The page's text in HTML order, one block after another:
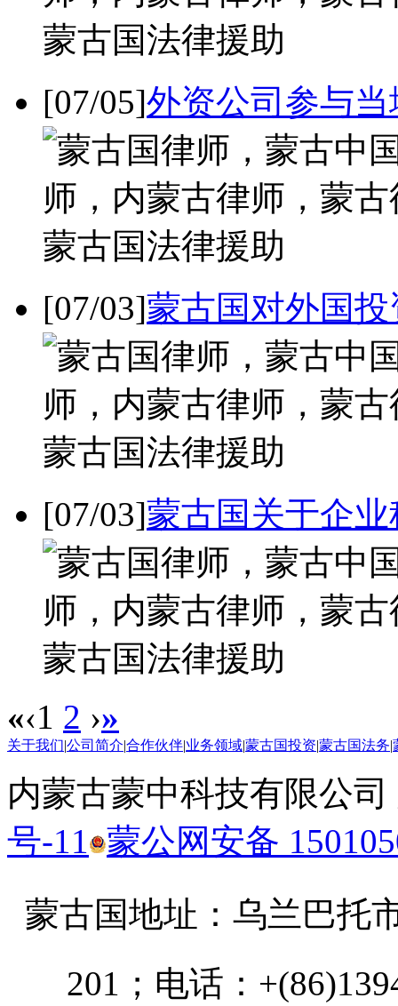
[07/05]外资公司参与
[07/03]蒙古国对外国
[07/03]蒙古国关于企
«‹1 2 ›»
关于我们|公司简介|合作伙伴|业务领域|蒙古国投资|蒙古国法务|
内蒙古蒙中科技有限公
号-11 蒙公网安备
蒙古国地址： 乌兰巴托
201；电话：